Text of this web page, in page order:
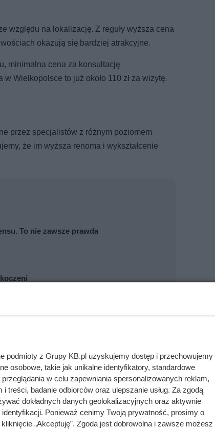
względu na lokalizację. Z reguły wyższa cena
okazują się bardziej atrakcyjne.
minimalna cena za konsultację
Wielkopolsce to już około 110 zł za wizytę.
przez specjalistów z różnym poziomem
że im wyższa renoma i wykształcenie
To nie zawsze prawda
podmioty z Grupy KB.pl uzyskujemy dostęp i przechowujemy
osobowe, takie jak unikalne identyfikatory, standardowe
w celu zapewniania spersonalizowanych reklam,
treści, badanie odbiorców oraz ulepszanie usług. Za zgodą
dokładnych danych geolokalizacyjnych oraz aktywnie
Ponieważ cenimy Twoją prywatność, prosimy o
„Akceptuję”. Zgoda jest dobrowolna i zawsze możesz